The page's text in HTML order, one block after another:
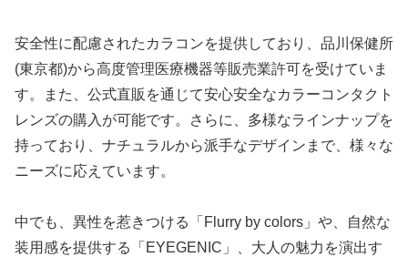
安全性に配慮されたカラコンを提供しており、品川保健所
(東京都)から高度管理医療機器等販売業許可を受けていま
す。また、公式直販を通じて安心安全なカラーコンタクト
レンズの購入が可能です。さらに、多様なラインナップを
持っており、ナチュラルから派手なデザインまで、様々な
ニーズに応えています。
中でも、異性を惹きつける「Flurry by colors」や、自然な
装用感を提供する「EYEGENIC」、大人の魅力を演出す